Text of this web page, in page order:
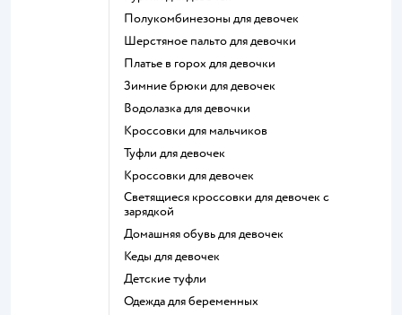
Полукомбинезоны для девочек
Шерстяное пальто для девочки
Платье в горох для девочки
Зимние брюки для девочек
Водолазка для девочки
Кроссовки для мальчиков
Туфли для девочек
Кроссовки для девочек
Светящиеся кроссовки для девочек с
зарядкой
Домашняя обувь для девочек
Кеды для девочек
Детские туфли
Одежда для беременных